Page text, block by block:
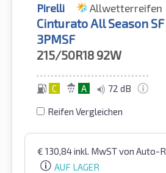
Pirelli Allwetterreifen
Cinturato All Season
3PMSF
215/50R18 92W
C A 72 dB
Reifen Vergleichen
€ 130,84inkl. MwSTvon Auto-
AUF LAGER